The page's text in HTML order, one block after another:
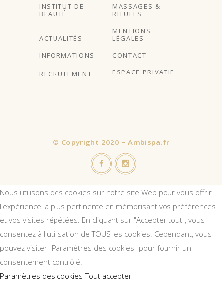
INSTITUT DE
BEAUTÉ
MASSAGES &
RITUELS
ACTUALITÉS
MENTIONS
LÉGALES
INFORMATIONS
CONTACT
RECRUTEMENT ESPACE PRIVATIF
© Copyright 2020 – Ambispa.fr
Nous utilisons des cookies sur notre site Web pour vous offrir
l'expérience la plus pertinente en mémorisant vos préférences
et vos visites répétées. En cliquant sur "Accepter tout", vous
consentez à l'utilisation de TOUS les cookies. Cependant, vous
pouvez visiter "Paramètres des cookies" pour fournir un
consentement contrôlé.
Paramètres des cookies Tout accepter